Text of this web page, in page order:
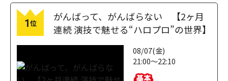
1位
がんばって、がんばらない 【2ヶ月
連続 演技で魅せる“ハロプロ”の世界】
08/07(金)
21:00～22:10